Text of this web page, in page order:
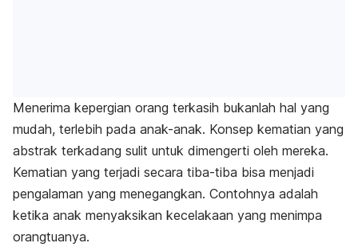
Menerima kepergian orang terkasih bukanlah hal yang
mudah, terlebih pada anak-anak. Konsep kematian yang
abstrak terkadang sulit untuk dimengerti oleh mereka.
Kematian yang terjadi secara tiba-tiba bisa menjadi
pengalaman yang menegangkan. Contohnya adalah
ketika anak menyaksikan kecelakaan yang menimpa
orangtuanya.